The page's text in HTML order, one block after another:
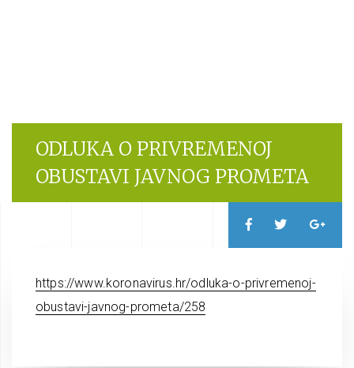
ODLUKA O PRIVREMENOJ
OBUSTAVI JAVNOG PROMETA
https://www.koronavirus.hr/odluka-o-privremenoj-
obustavi-javnog-prometa/258